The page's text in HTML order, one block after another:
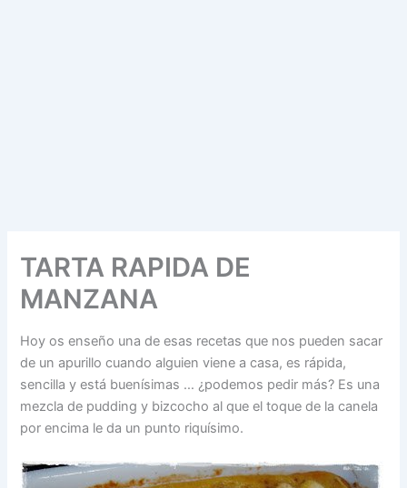
TARTA RAPIDA DE
MANZANA
Hoy os enseño una de esas recetas que nos pueden sacar
de un apurillo cuando alguien viene a casa, es rápida,
sencilla y está buenísimas … ¿podemos pedir más? Es una
mezcla de pudding y bizcocho al que el toque de la canela
por encima le da un punto riquísimo.